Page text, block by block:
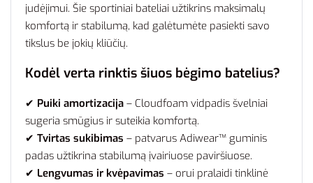
judėjimui. Šie sportiniai bateliai užtikrins maksimalų
komfortą ir stabilumą, kad galėtumėte pasiekti savo
tikslus be jokių kliūčių.
Kodėl verta rinktis šiuos bėgimo batelius?
✔ Puiki amortizacija – Cloudfoam vidpadis švelniai
sugeria smūgius ir suteikia komfortą.
✔ Tvirtas sukibimas – patvarus Adiwear™ guminis
padas užtikrina stabilumą įvairiuose paviršiuose.
✔ Lengvumas ir kvėpavimas – orui pralaidi tinklinė